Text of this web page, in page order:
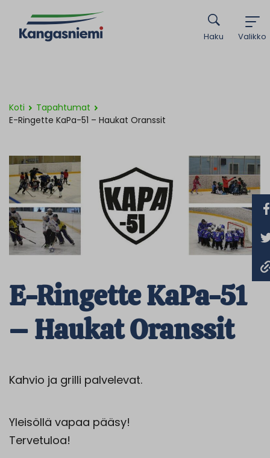
Valikko
Haku
Koti
Tapahtumat
E-Ringette KaPa-51 – Haukat Oranssit
E-Ringette KaPa-51
– Haukat Oranssit
Kahvio ja grilli palvelevat.
Yleisöllä vapaa pääsy!
Tervetuloa!